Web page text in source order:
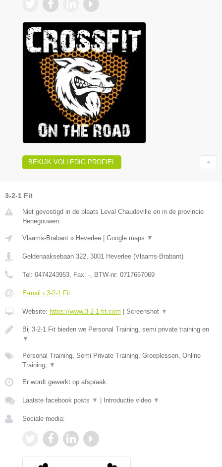
BEKIJK VOLLEDIG PROFIEL
3-2-1 Fit
Niet gevestigd in de plaats Leval Chaudeville en in de provincie
Henegouwen.
Vlaams-Brabant » Heverlee Google maps ▼
Geldenaaksebaan 322, 3001 Heverlee (Vlaams-Brabant)
Tel: 0474243953, Fax: -, BTW-nr: 0717667069
E-mail › 3-2-1 Fit
Website: https://www.3-2-1-fit.com Screenshot ▼
Bij 3-2-1 Fit bieden we Personal Training, semi private training en
▼
Personal Training, Semi Private Training, Groeplessen, Online
Training, ▼
Er wordt gewerkt op afspraak.
Laatste facebook posts ▼ Introductie video ▼
Sociale media: